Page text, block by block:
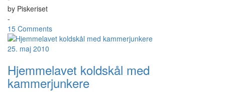
by Piskeriset
-
15 Comments
25. maj 2010
Hjemmelavet koldskål med
kammerjunkere